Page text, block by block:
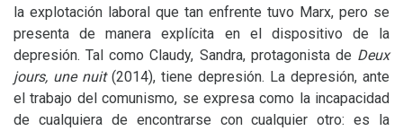
la explotación laboral que tan enfrente tuvo Marx, pero se
presenta de manera explícita en el dispositivo de la
depresión. Tal como Claudy, Sandra, protagonista de Deux
jours, une nuit(2014), tiene depresión. La depresión, ante
el trabajo del comunismo, se expresa como la incapacidad
de cualquiera de encontrarse con cualquier otro: es la